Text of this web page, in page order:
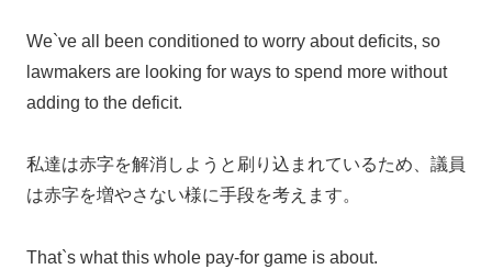
We`ve all been conditioned to worry about deficits, so
lawmakers are looking for ways to spend more without
adding to the deficit.
私達は赤字を解消しようと刷り込まれているため、議員
は赤字を増やさない様に手段を考えます。
That`s what this whole pay-for game is about.